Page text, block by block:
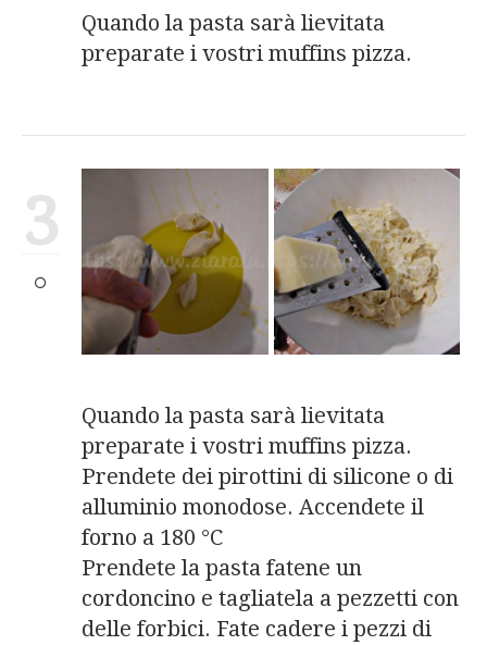
Quando la pasta sarà lievitata
preparate i vostri muffins pizza.
3
Quando la pasta sarà lievitata
preparate i vostri muffins pizza.
Prendete dei pirottini di silicone o di
alluminio monodose. Accendete il
forno a 180 °C
Prendete la pasta fatene un
cordoncino e tagliatela a pezzetti con
delle forbici. Fate cadere i pezzi di